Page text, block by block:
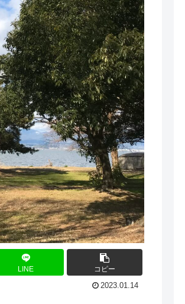
LINE コピー
2023.01.14